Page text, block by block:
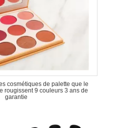
cosmétiques de palette que le
rougissent 9 couleurs 3 ans de
garantie